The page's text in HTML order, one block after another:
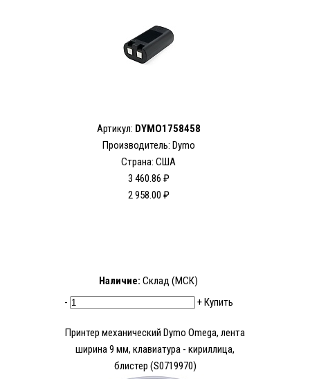
Артикул: DYMO1758458
Производитель: Dymo
Страна: США
3 460.86 ₽
2 958.00 ₽
Наличие: Склад (МСК)
-
+Купить
Принтер механический Dymo Omega, лента
ширина 9 мм, клавиатура - кириллица,
блистер (S0719970)